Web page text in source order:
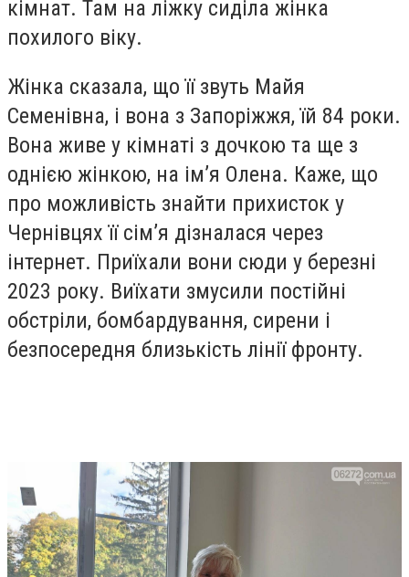
кімнат. Там на ліжку сиділа жінка
похилого віку.
Жінка сказала, що її звуть Майя
Семенівна, і вона з Запоріжжя, їй 84 роки.
Вона живе у кімнаті з дочкою та ще з
однією жінкою, на імʼя Олена. Каже, що
про можливість знайти прихисток у
Чернівцях її сімʼя дізналася через
інтернет. Приїхали вони сюди у березні
2023 року. Виїхати змусили постійні
обстріли, бомбардування, сирени і
безпосередня близькість лінії фронту.